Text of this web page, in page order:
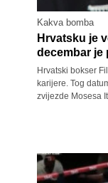
Kakva bomba
Hrvatsku je
decembar je
Hrvatski bokser
karijere. Tog
zvijezde Mosesa